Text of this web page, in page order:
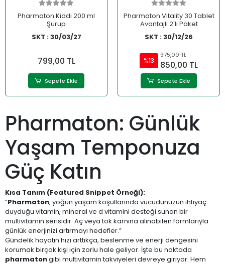
Pharmaton Kiddi 200 ml
Şurup
SKT : 30/03/27
799,00 TL
Sepete Ekle
Pharmaton Vitality 30 Tablet
Avantajlı 2'li Paket
SKT : 30/12/26
%13
975,00 TL
850,00 TL
Sepete Ekle
Pharmaton: Günlük
Yaşam Temponuza
Güç Katın
Kısa Tanım (Featured Snippet Örneği):
“Pharmaton, yoğun yaşam koşullarında vücudunuzun ihtiyaç
duyduğu vitamin, mineral ve d vitamini desteği sunan bir
multivitamin serisidir. Aç veya tok karnına alınabilen formlarıyla
günlük enerjinizi artırmayı hedefler.”
Gündelik hayatın hızı arttıkça, beslenme ve enerji dengesini
korumak birçok kişi için zorlu hale geliyor. İşte bu noktada
pharmatongibi multivitamin takviyeleri devreye giriyor. Hem